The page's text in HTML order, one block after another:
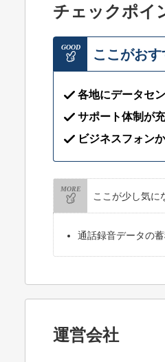
チェックポイ
GOOD ここがおす
各地にデータセ
サポート体制が
ビジネスフォン
MORE
ここが少し気に
通話録音データの
運営会社